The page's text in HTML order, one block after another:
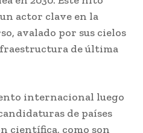
actor clave en la
avalado por sus cielos
de última
internacional luego
de países
científica, como son